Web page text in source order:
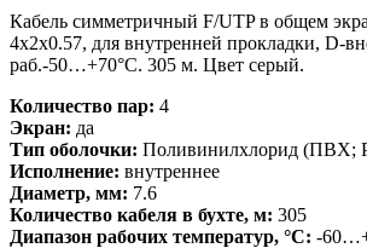
Кабель симметричный F/UTP в общем
4х2х0.57, для внутренней прокладки, D-
раб.-50…+70°C. 305 м. Цвет серый.
Количество пар: 4
Экран: да
Тип оболочки: Поливинилхлорид (ПВХ;
Исполнение: внутреннее
Диаметр, мм: 7.6
Количество кабеля в бухте, м: 305
Диапазон рабочих температур, °С: -